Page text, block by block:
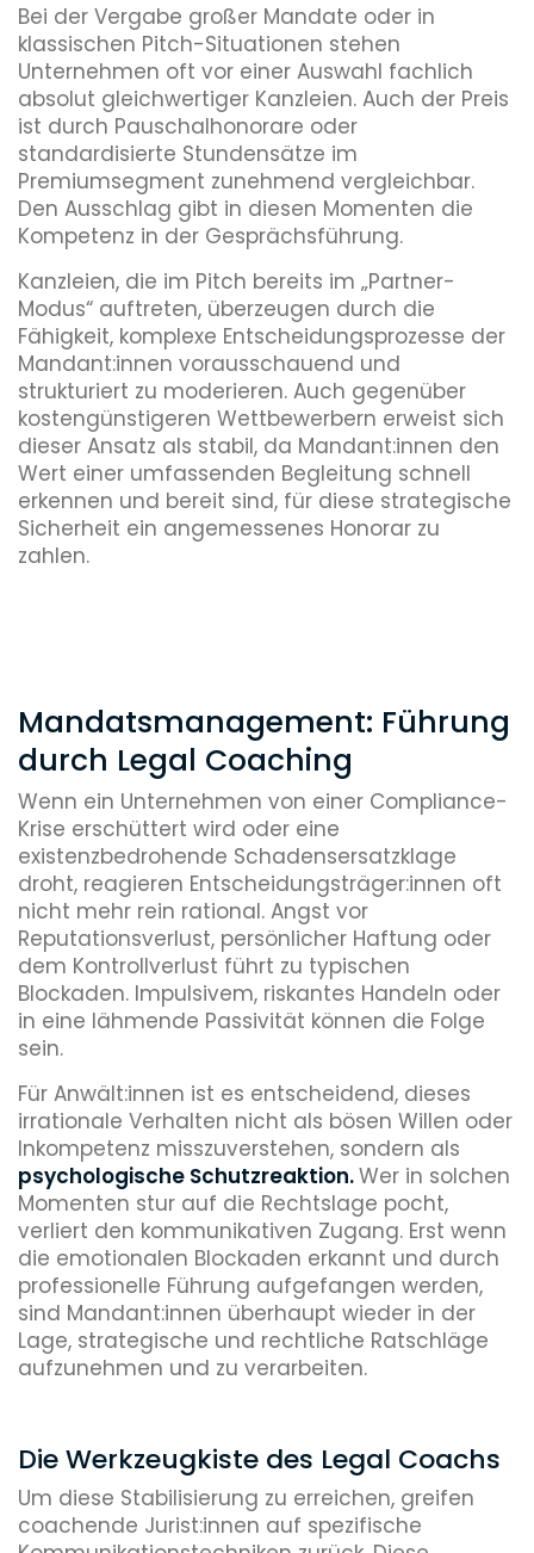
Bei der Vergabe großer Mandate oder in
klassischen Pitch-Situationen stehen
Unternehmen oft vor einer Auswahl fachlich
absolut gleichwertiger Kanzleien. Auch der Preis
ist durch Pauschalhonorare oder
standardisierte Stundensätze im
Premiumsegment zunehmend vergleichbar.
Den Ausschlag gibt in diesen Momenten die
Kompetenz in der Gesprächsführung.
Kanzleien, die im Pitch bereits im „Partner-
Modus“ auftreten, überzeugen durch die
Fähigkeit, komplexe Entscheidungsprozesse der
Mandant:innen vorausschauend und
strukturiert zu moderieren. Auch gegenüber
kostengünstigeren Wettbewerbern erweist sich
dieser Ansatz als stabil, da Mandant:innen den
Wert einer umfassenden Begleitung schnell
erkennen und bereit sind, für diese strategische
Sicherheit ein angemessenes Honorar zu
zahlen.
Mandatsmanagement: Führung
durch Legal Coaching
Wenn ein Unternehmen von einer Compliance-
Krise erschüttert wird oder eine
existenzbedrohende Schadensersatzklage
droht, reagieren Entscheidungsträger:innen oft
nicht mehr rein rational. Angst vor
Reputationsverlust, persönlicher Haftung oder
dem Kontrollverlust führt zu typischen
Blockaden. Impulsivem, riskantes Handeln oder
in eine lähmende Passivität können die Folge
sein.
Für Anwält:innen ist es entscheidend, dieses
irrationale Verhalten nicht als bösen Willen oder
Inkompetenz misszuverstehen, sondern als
psychologische Schutzreaktion.Wer in solchen
Momenten stur auf die Rechtslage pocht,
verliert den kommunikativen Zugang. Erst wenn
die emotionalen Blockaden erkannt und durch
professionelle Führung aufgefangen werden,
sind Mandant:innen überhaupt wieder in der
Lage, strategische und rechtliche Ratschläge
aufzunehmen und zu verarbeiten.
Die Werkzeugkiste des Legal Coachs
Um diese Stabilisierung zu erreichen, greifen
coachende Jurist:innen auf spezifische